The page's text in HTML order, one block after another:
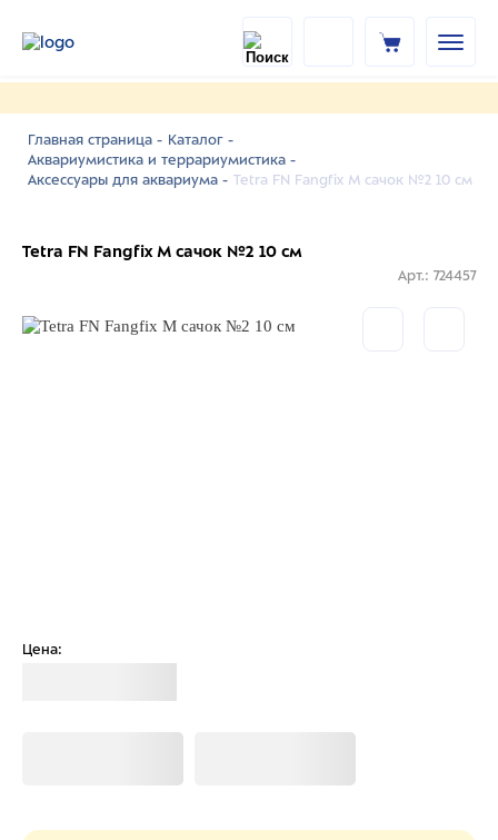
Главная страница - Каталог -
Аквариумистика и террариумистика -
Аксессуары для аквариума - Tetra FN Fangfix M сачок №2 10 см
Tetra FN Fangfix M сачок №2 10 см
Арт.: 724457
Цена: